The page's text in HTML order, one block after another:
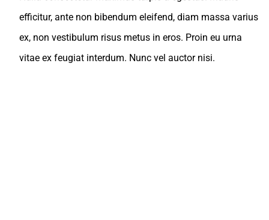
efficitur, ante non bibendum eleifend, diam massa varius
ex, non vestibulum risus metus in eros. Proin eu urna
vitae ex feugiat interdum. Nunc vel auctor nisi.